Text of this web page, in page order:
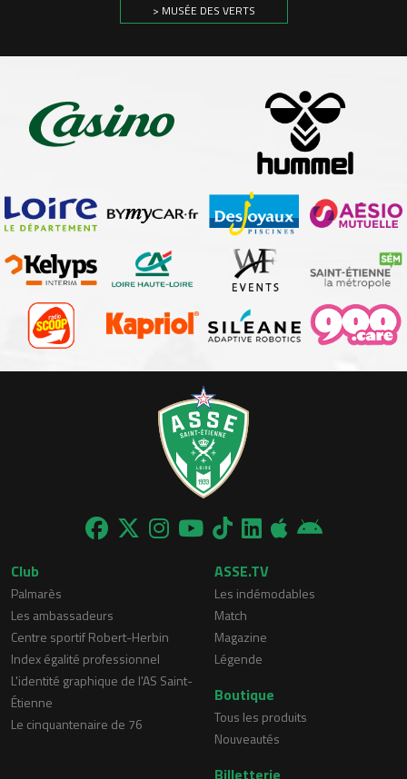
> MUSÉE DES VERTS
Club
Palmarès
Les ambassadeurs
Centre sportif Robert-Herbin
Index égalité professionnel
L'identité graphique de l'AS Saint-
Étienne
Le cinquantenaire de 76
ASSE.TV
Les indémodables
Match
Magazine
Légende
Boutique
Tous les produits
Nouveautés
Billetterie